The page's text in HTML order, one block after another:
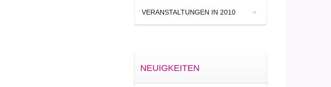
VERANSTALTUNGEN IN 2010
NEUIGKEITEN